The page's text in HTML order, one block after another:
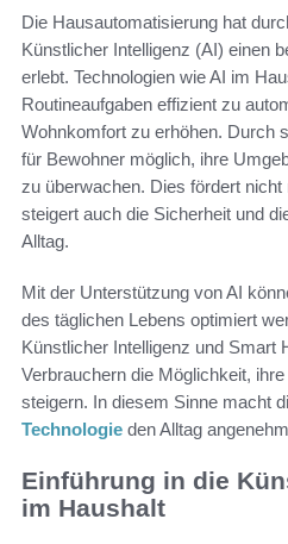
Die Hausautomatisierung hat
Künstlicher Intelligenz (AI) einen
erlebt. Technologien wie AI im
Routineaufgaben effizient zu
Wohnkomfort zu erhöhen. Durch
für Bewohner möglich, ihre
zu überwachen. Dies fördert
steigert auch die Sicherheit und
Alltag.
Mit der Unterstützung von AI
des täglichen Lebens optimiert
Künstlicher Intelligenz und Smart
Verbrauchern die Möglichkeit,
steigern. In diesem Sinne macht
Technologie den Alltag
Einführung in die
im Haushalt